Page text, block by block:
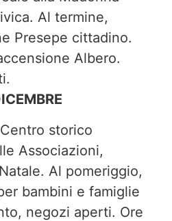
Al termine,
Presepe cittadino.
Albero.
storico
Associazioni,
Al pomeriggio,
bambini e famiglie
negozi aperti. Ore